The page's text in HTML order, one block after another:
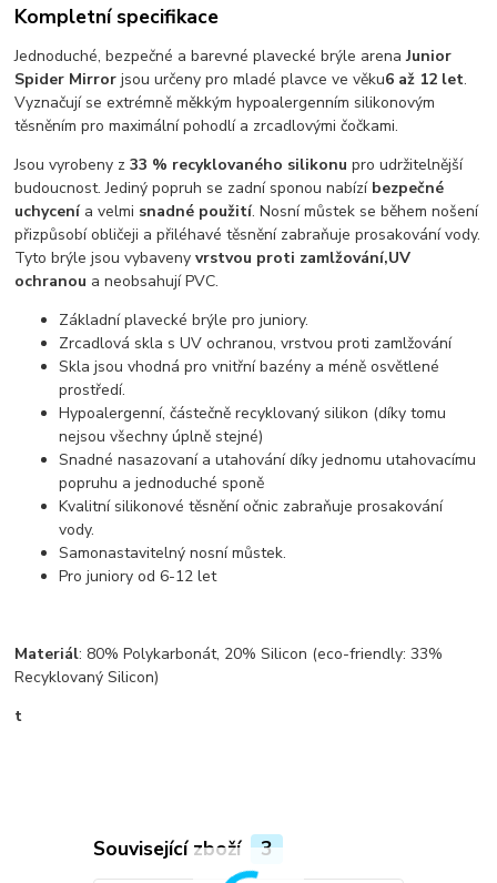
Kompletní specifikace
Jednoduché, bezpečné a barevné plavecké brýle arenaJunior
Spider Mirror jsou určeny pro mladé plavce ve věku6 až 12 let.
Vyznačují se extrémně měkkým hypoalergenním silikonovým
těsněním pro maximální pohodlí a zrcadlovými čočkami.
Jsou vyrobeny z33 % recyklovaného silikonu pro udržitelnější
budoucnost. Jediný popruh se zadní sponou nabízí bezpečné
uchycení a velmi snadné použití. Nosní můstek se během nošení
přizpůsobí obličeji a přiléhavé těsnění zabraňuje prosakování vody.
Tyto brýle jsou vybavenyvrstvou proti zamlžování,UV
ochranou a neobsahují PVC.
Základní plavecké brýle pro juniory.
Zrcadlová skla s UV ochranou, vrstvou proti zamlžování
Skla jsou vhodná pro vnitřní bazény a méně osvětlené
prostředí.
Hypoalergenní, částečně recyklovaný silikon (díky tomu
nejsou všechny úplně stejné)
Snadné nasazovaní a utahování díky jednomu utahovacímu
popruhu a jednoduché sponě
Kvalitní silikonové těsnění očnic zabraňuje prosakování
vody.
Samonastavitelný nosní můstek.
Pro juniory od 6-12 let
Materiál: 80% Polykarbonát, 20% Silicon (eco-friendly: 33%
Recyklovaný Silicon)
t
Související zboží 3